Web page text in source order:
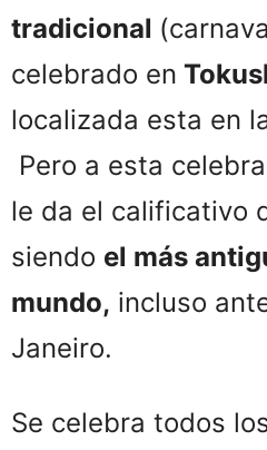
tradicional
celebrado en
localizada esta en
Pero a esta
le da el calificativo
siendo el más
mundo, incluso
Janeiro.
Se celebra todos